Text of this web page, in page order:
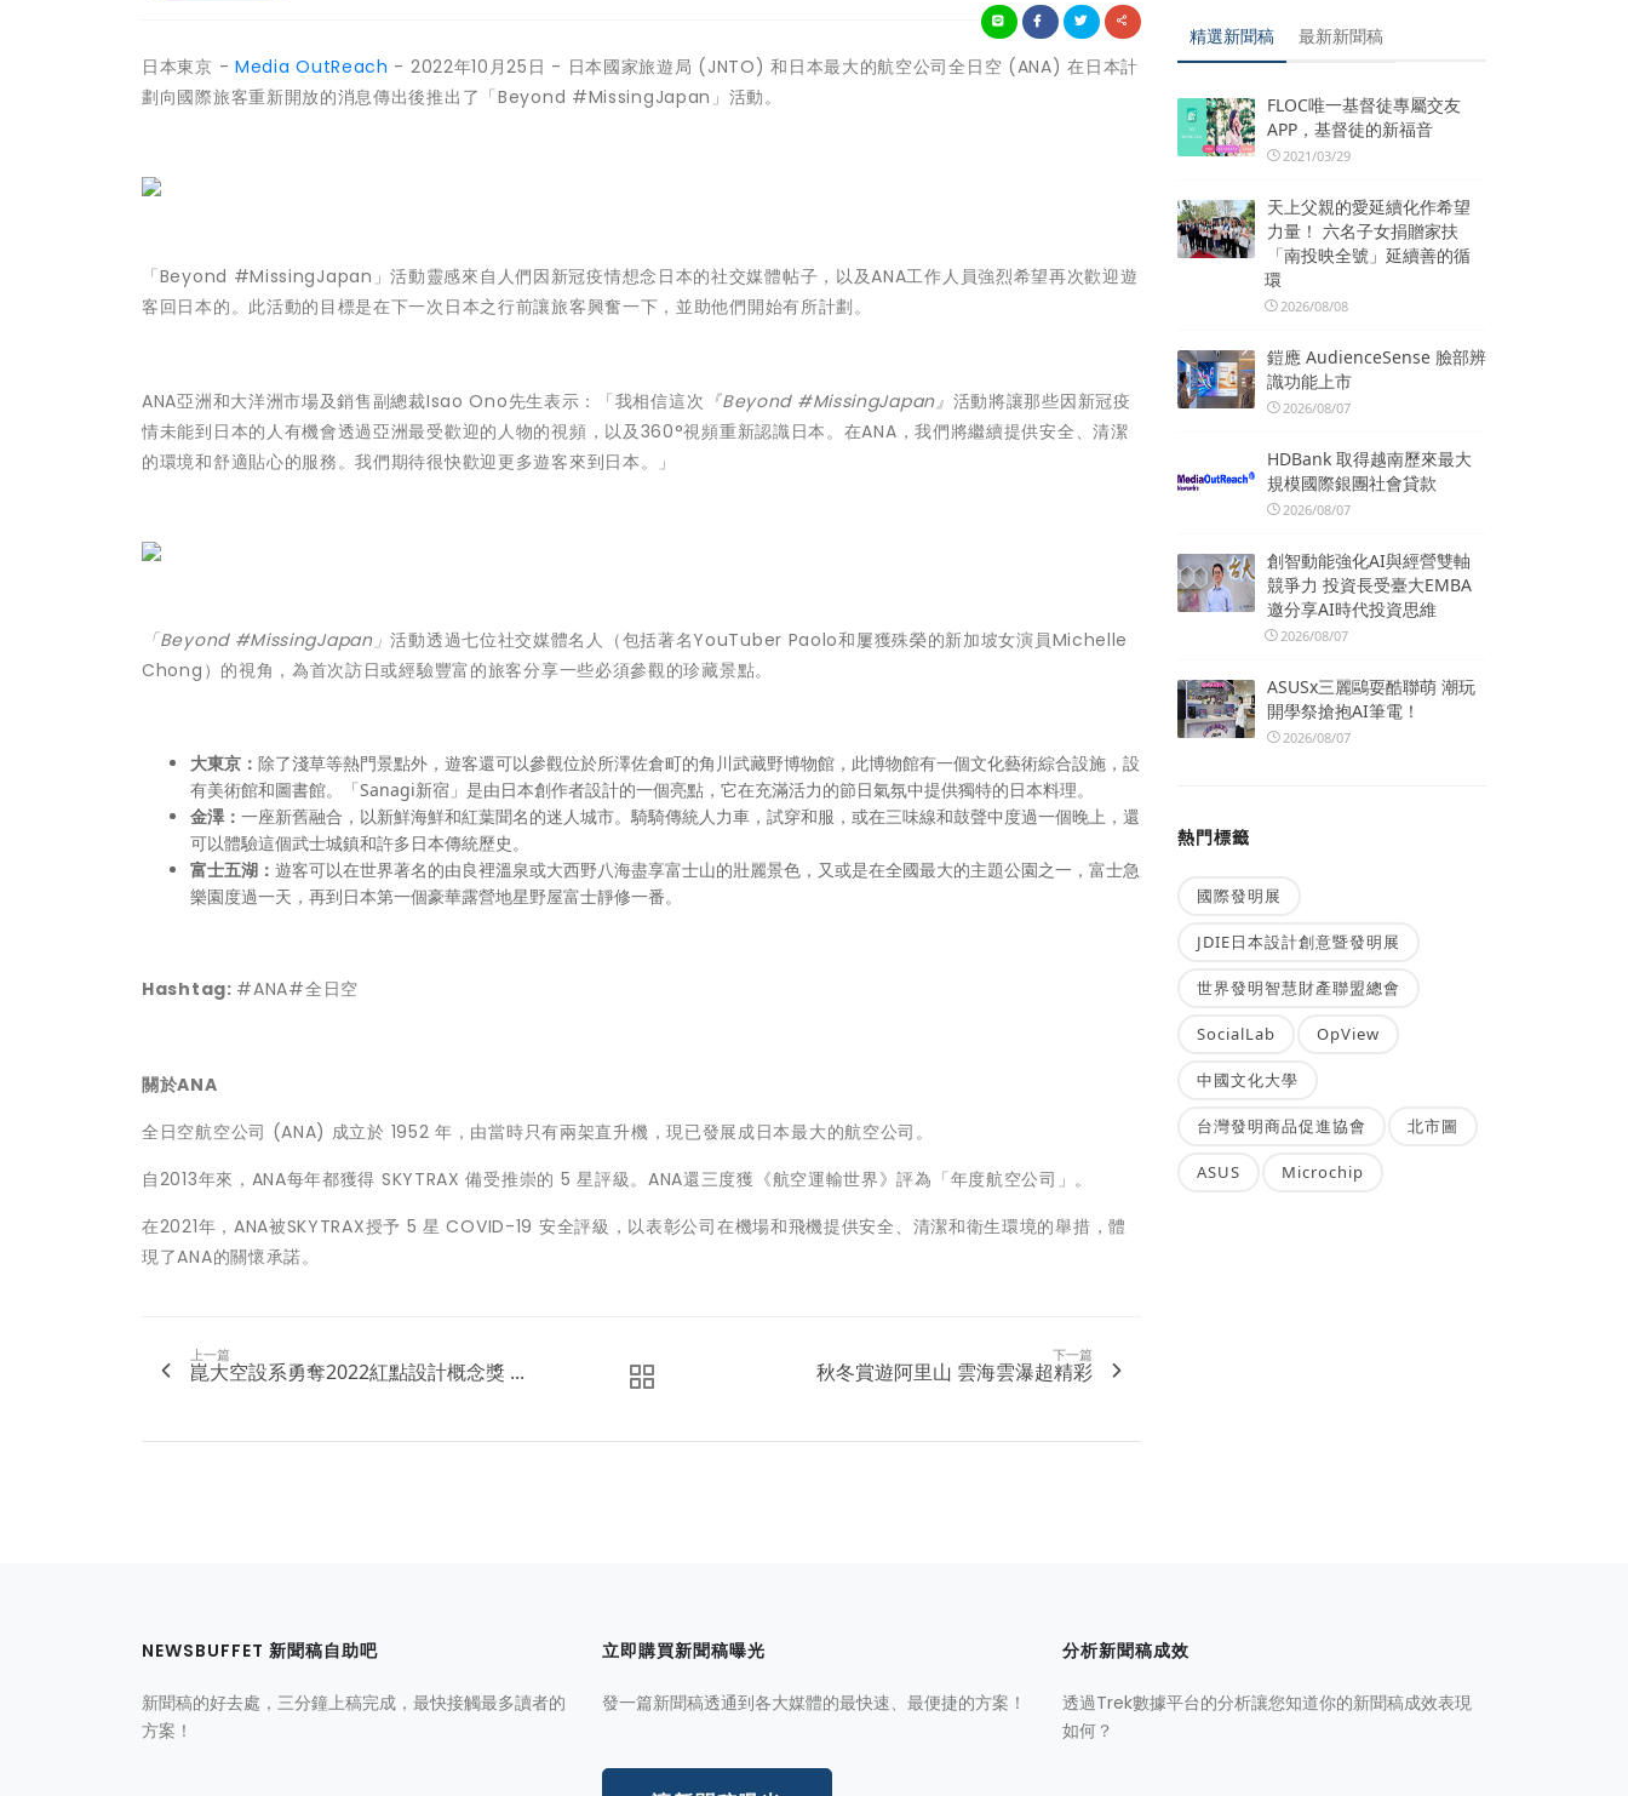
日本東京 - Media OutReach - 2022年10月25日 - 日本國家旅遊局 (JNTO) 和日本最大的航空公司全日空 (ANA) 在日本計
劃向國際旅客重新開放的消息傳出後推出了「Beyond #MissingJapan」活動。
「Beyond #MissingJapan」活動靈感來自人們因新冠疫情想念日本的社交媒體帖子，以及ANA工作人員強烈希望再次歡迎遊
客回日本的。此活動的目標是在下一次日本之行前讓旅客興奮一下，並助他們開始有所計劃。
ANA亞洲和大洋洲市場及銷售副總裁Isao Ono先生表示：「我相信這次 『Beyond #MissingJapan』 活動將讓那些因新冠疫
情未能到日本的人有機會透過亞洲最受歡迎的人物的視頻，以及360°視頻重新認識日本。在ANA，我們將繼續提供安全、清潔
的環境和舒適貼心的服務。我們期待很快歡迎更多遊客來到日本。」
「Beyond #MissingJapan」活動透過七位社交媒體名人（包括著名YouTuber Paolo和屢獲殊榮的新加坡女演員Michelle
Chong）的視角，為首次訪日或經驗豐富的旅客分享一些必須參觀的珍藏景點。
大東京： 除了淺草等熱門景點外，遊客還可以參觀位於所澤佐倉町的角川武藏野博物館，此博物館有一個文化藝術綜合設施，設
有美術館和圖書館。「Sanagi新宿」是由日本創作者設計的一個亮點，它在充滿活力的節日氣氛中提供獨特的日本料理。
金澤： 一座新舊融合，以新鮮海鮮和紅葉聞名的迷人城市。騎騎傳統人力車，試穿和服，或在三味線和鼓聲中度過一個晚上，還
可以體驗這個武士城鎮和許多日本傳統歷史。
富士五湖： 遊客可以在世界著名的由良裡溫泉或大西野八海盡享富士山的壯麗景色，又或是在全國最大的主題公園之一，富士急
樂園度過一天，再到日本第一個豪華露營地星野屋富士靜修一番。
Hashtag: #ANA#全日空
關於ANA
全日空航空公司 (ANA) 成立於 1952 年，由當時只有兩架直升機，現已發展成日本最大的航空公司。
自2013年來，ANA每年都獲得 SKYTRAX 備受推崇的 5 星評級。ANA還三度獲《航空運輸世界》評為「年度航空公司」。
在2021年，ANA被SKYTRAX授予 5 星 COVID-19 安全評級，以表彰公司在機場和飛機提供安全、清潔和衛生環境的舉措，體
現了ANA的關懷承諾。
上一篇
崑大空設系勇奪2022紅點設計概念獎 ...
下一篇
秋冬賞遊阿里山 雲海雲瀑超精彩
精選新聞稿 最新新聞稿
FLOC唯一基督徒專屬交友
APP，基督徒的新福音
2021/03/29
天上父親的愛延續化作希望
力量！ 六名子女捐贈家扶
「南投映全號」延續善的循
環
2026/08/08
鎧應 AudienceSense 臉部辨
識功能上市
2026/08/07
HDBank 取得越南歷來最大
規模國際銀團社會貸款
2026/08/07
創智動能強化AI與經營雙軸
競爭力 投資長受臺大EMBA
邀分享AI時代投資思維
2026/08/07
ASUSx三麗鷗耍酷聯萌 潮玩
開學祭搶抱AI筆電！
2026/08/07
熱門標籤
國際發明展
JDIE日本設計創意暨發明展
世界發明智慧財產聯盟總會
SocialLab OpView
中國文化大學
台灣發明商品促進協會 北市圖
ASUS Microchip
NEWSBUFFET 新聞稿自助吧
新聞稿的好去處，三分鐘上稿完成，最快接觸最多讀者的
方案！
立即購買新聞稿曝光
發一篇新聞稿透通到各大媒體的最快速、最便捷的方案！
分析新聞稿成效
透過Trek數據平台的分析讓您知道你的新聞稿成效表現
如何？